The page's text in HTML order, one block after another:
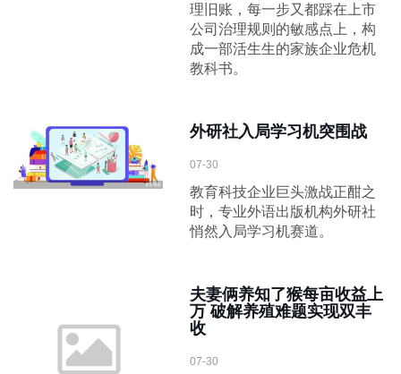
理旧账，每一步又都踩在上市
公司治理规则的敏感点上，构
成一部活生生的家族企业危机
教科书。
外研社入局学习机突围战
07-30
教育科技企业巨头激战正酣之
时，专业外语出版机构外研社
悄然入局学习机赛道。
夫妻俩养知了猴每亩收益上
万 破解养殖难题实现双丰
收
07-30